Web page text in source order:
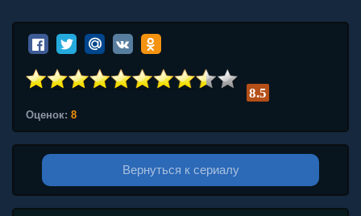
8.5
Оценок: 8
Вернуться к сериалу